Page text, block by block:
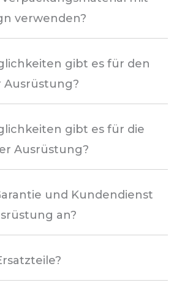
verwenden?
gibt es für den
Ausrüstung?
gibt es für die
Ausrüstung?
und Kundendienst
an?